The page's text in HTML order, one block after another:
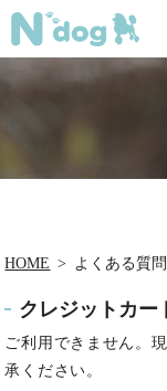
HOME よくある質問
クレジットカー
ご利用できません。
承ください。